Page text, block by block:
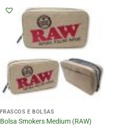
FRASCOS E BOLSAS
Bolsa Smokers Medium (RAW)